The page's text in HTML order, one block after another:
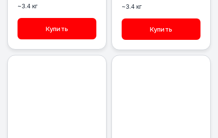
~3.4 кг
Купить
~3.4 кг
Купить